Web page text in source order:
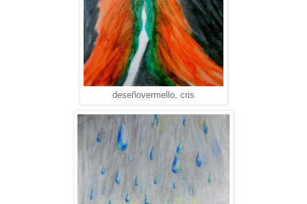
deseñovermello, cris